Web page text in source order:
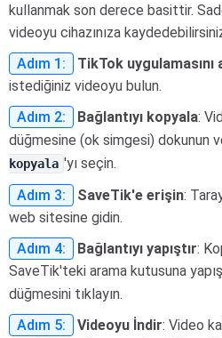
kullanmak son derece basittir.
videoyu cihazınıza
Adım 1:
TikTok uygulamasını
istediğiniz videoyu bulun.
Adım 2:
Bağlantıyı kopyala:
düğmesine (ok simgesi) dokunun
kopyala 'yı seçin.
Adım 3:
SaveTik'e erişin:
web sitesine gidin.
Adım 4:
Bağlantıyı yapıştır:
SaveTik'teki arama kutusuna
düğmesini tıklayın.
Adım 5:
Videoyu İndir: Video